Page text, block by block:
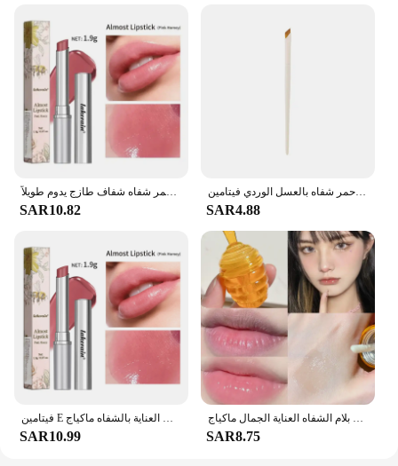
SAR10.82
أحمر شفاه بالعسل الوردي فيتامين E مرطب يدوم طويلاً ملمع شفاه ناعم ملمع شفاه طبيعي 2024
SAR4.88
SAR10.99 SAR8.75